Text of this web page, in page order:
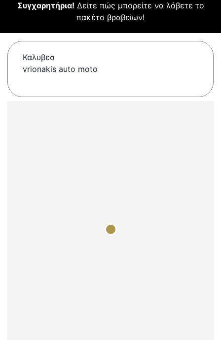
Συγχαρητήρια! Δείτε πώς μπορείτε να λάβετε το
πακέτο βραβείων!
Καλυβεσ
vrionakis auto moto